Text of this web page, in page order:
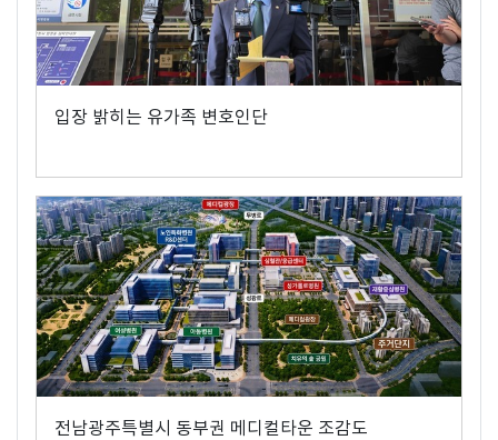
입장 밝히는 유가족 변호인단
전남광주특별시 동부권 메디컬타운 조감도